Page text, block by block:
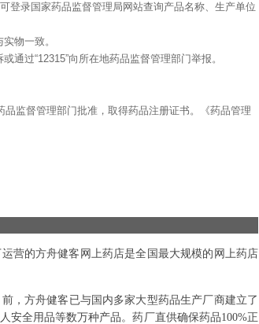
登录国家药品监督管理局网站查询产品名称、生产单位
物一致。
过“12315”向所在地药品监督管理部门举报。
监督管理部门批准，取得药品注册证书。《药品管理
营的方舟健客网上药店是全国最大规模的网上药店
，方舟健客已与国内多家大型药品生产厂商建立了
安全用品等数万种产品。药厂直供确保药品100%正